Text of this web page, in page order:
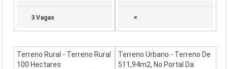
3 Vagas ×
Terreno Rural - Terreno Rural
100 Hectares
Terreno Urbano - Terreno De
511,94m2, No Portal Da